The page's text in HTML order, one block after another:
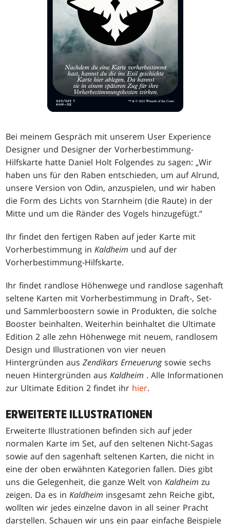
Bei meinem Gespräch mit unserem User Experience
Designer und Designer der Vorherbestimmung-
Hilfskarte hatte Daniel Holt Folgendes zu sagen: „Wir
haben uns für den Raben entschieden, um auf Alrund,
unsere Version von Odin, anzuspielen, und wir haben
die Form des Lichts von Starnheim (die Raute) in der
Mitte und um die Ränder des Vogels hinzugefügt.“
Ihr findet den fertigen Raben auf jeder Karte mit
Vorherbestimmung inKaldheim und auf der
Vorherbestimmung-Hilfskarte.
Ihr findet randlose Höhenwege und randlose sagenhaft
seltene Karten mit Vorherbestimmung in Draft-, Set-
und Sammlerboostern sowie in Produkten, die solche
Booster beinhalten. Weiterhin beinhaltet die Ultimate
Edition 2 alle zehn Höhenwege mit neuem, randlosem
Design und Illustrationen von vier neuen
Hintergründen ausZendikars Erneuerungsowie sechs
neuen Hintergründen ausKaldheim . Alle Informationen
zur Ultimate Edition 2 findet ihr hier.
ERWEITERTE ILLUSTRATIONEN
Erweiterte Illustrationen befinden sich auf jeder
normalen Karte im Set, auf den seltenen Nicht-Sagas
sowie auf den sagenhaft seltenen Karten, die nicht in
eine der oben erwähnten Kategorien fallen. Dies gibt
uns die Gelegenheit, die ganze Welt vonKaldheim zu
zeigen. Da es inKaldheim insgesamt zehn Reiche gibt,
wollten wir jedes einzelne davon in all seiner Pracht
darstellen. Schauen wir uns ein paar einfache Beispiele